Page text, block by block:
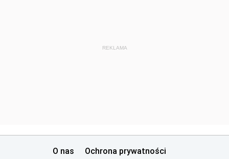
REKLAMA
O nas
Ochrona prywatności